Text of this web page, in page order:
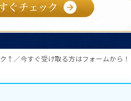
↑／今すぐ受け取る方はフォームから！